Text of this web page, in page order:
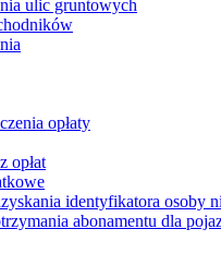
ulic gruntowych
opłaty
opłat
identyfikatora osoby
abonamentu dla